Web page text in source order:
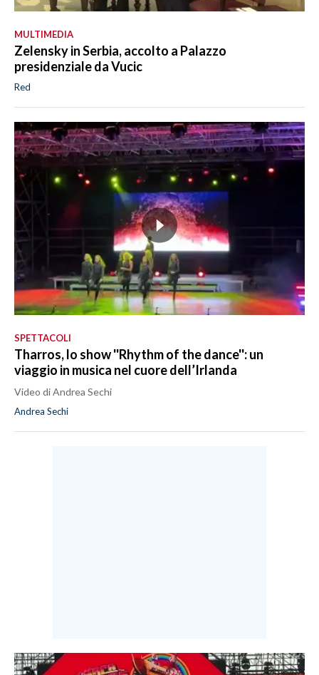
MULTIMEDIA
Zelensky in Serbia, accolto a Palazzo
presidenziale da Vucic
Red
SPETTACOLI
Tharros, lo show ''Rhythm of the dance'': un
viaggio in musica nel cuore dell’Irlanda
Video di Andrea Sechi
Andrea Sechi